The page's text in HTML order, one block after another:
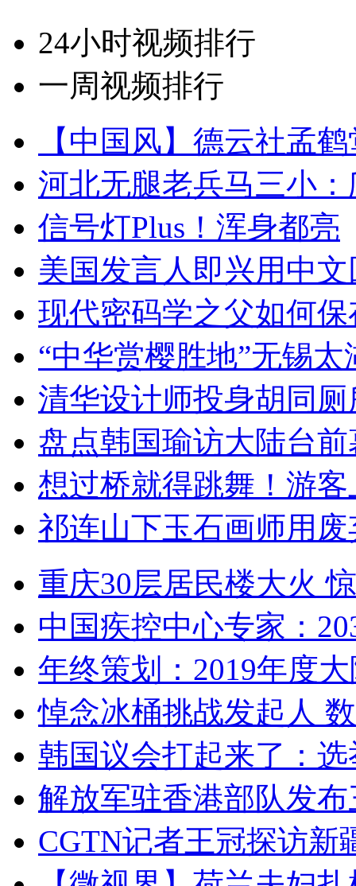
24小时视频排行
一周视频排行
【中国风】德云社孟
河北无腿老兵马三小
信号灯Plus！浑身都亮
美国发言人即兴用中
现代密码学之父如何
“中华赏樱胜地”无锡
清华设计师投身胡同
盘点韩国瑜访大陆台
想过桥就得跳舞！游客
祁连山下玉石画师用
重庆30层居民楼大火
中国疾控中心专家：
年终策划：2019年度
悼念冰桶挑战发起人
韩国议会打起来了：
解放军驻香港部队发
CGTN记者王冠探访新